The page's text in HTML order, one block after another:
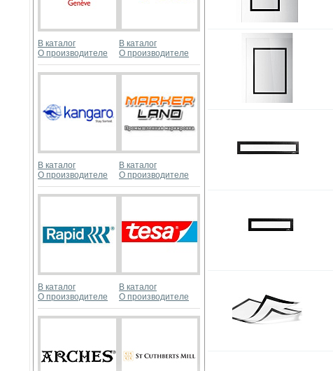
В каталог
О производителе
В каталог
О производителе
В каталог
О производителе
В каталог
О производителе
В каталог
О производителе
В каталог
О производителе